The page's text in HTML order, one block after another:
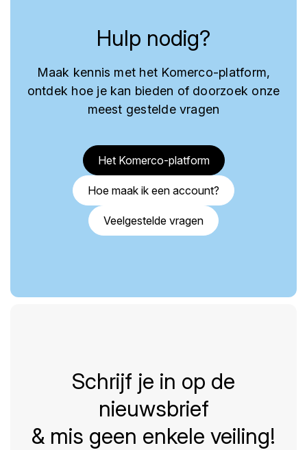
Hulp nodig?
Maak kennis met het Komerco-platform,
ontdek hoe je kan bieden of doorzoek onze
meest gestelde vragen
Het Komerco-platform
Hoe maak ik een account?
Veelgestelde vragen
Schrijf je in op de
nieuwsbrief
& mis geen enkele veiling!